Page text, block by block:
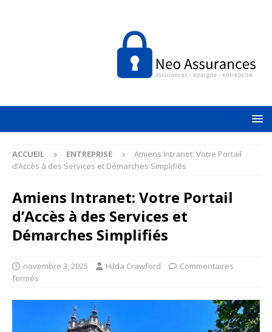
ACCUEIL ENTREPRISE
Amiens Intranet: Votre Portail
d’Accès à des Services et Démarches Simplifiés
Amiens Intranet: Votre Portail
d’Accès à des Services et
Démarches Simplifiés
novembre 3, 2025 Hilda Crawford
Commentaires
fermés